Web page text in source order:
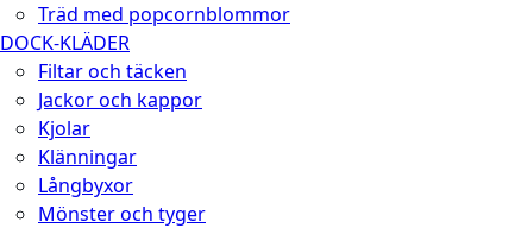
Träd med popcornblommor
DOCK-KLÄDER
Filtar och täcken
Jackor och kappor
Kjolar
Klänningar
Långbyxor
Mönster och tyger